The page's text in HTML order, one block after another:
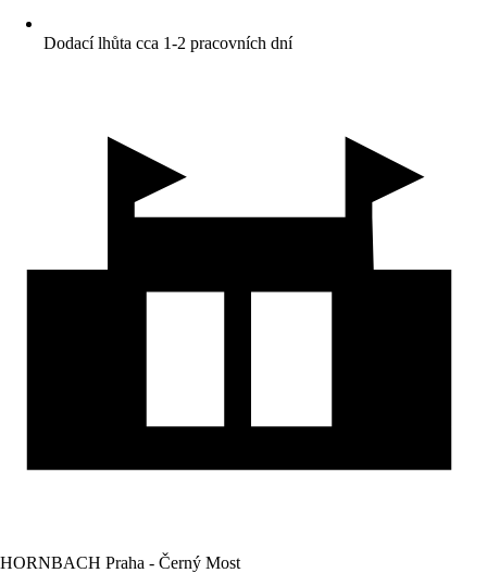
Dodací lhůta cca 1-2 pracovních dní
HORNBACH Praha - Černý Most